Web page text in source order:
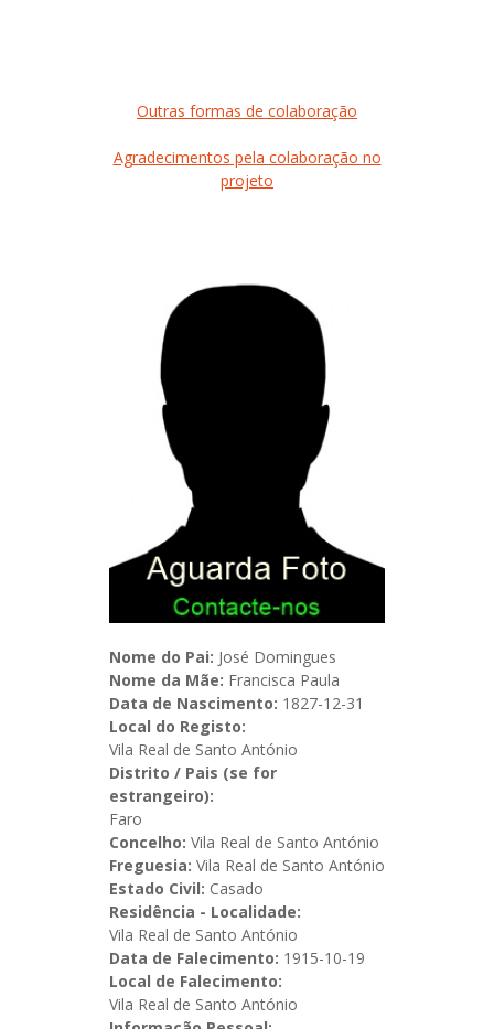
Outras formas de colaboração
Agradecimentos pela colaboração no
projeto
Nome do Pai: José Domingues
Nome da Mãe: Francisca Paula
Data de Nascimento: 1827-12-31
Local do Registo:
Vila Real de Santo António
Distrito / Pais (se for
estrangeiro):
Faro
Concelho: Vila Real de Santo António
Freguesia: Vila Real de Santo António
Estado Civil: Casado
Residência - Localidade:
Vila Real de Santo António
Data de Falecimento: 1915-10-19
Local de Falecimento:
Vila Real de Santo António